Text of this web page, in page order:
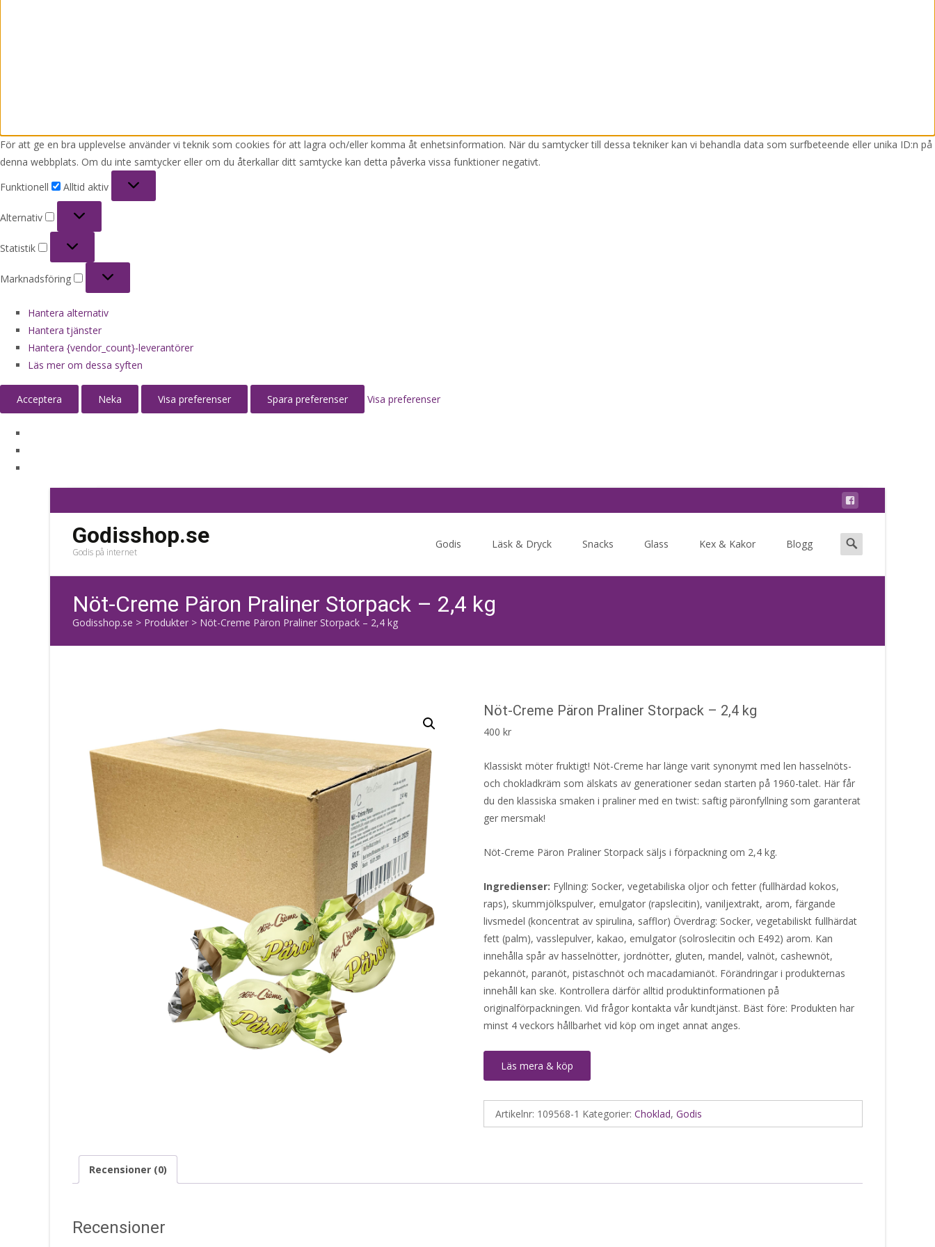
För att ge en bra upplevelse använder vi teknik som cookies för att lagra och/eller komma åt enhetsinformation. När du samtycker till dessa tekniker kan vi behandla data som surfbeteende eller unika ID:n på
denna webbplats. Om du inte samtycker eller om du återkallar ditt samtycke kan detta påverka vissa funktioner negativt.
Funktionell
Alltid aktiv
Alternativ
Statistik
Marknadsföring
Hantera alternativ
Hantera tjänster
Hantera {vendor_count}-leverantörer
Läs mer om dessa syften
Acceptera Neka Visa preferenser Spara preferenser Visa preferenser
Godisshop.se
Godis på internet
Godis Läsk & Dryck Snacks Glass Kex & Kakor Blogg
Search
for:
Nöt-Creme Päron Praliner Storpack – 2,4 kg
Godisshop.se > Produkter > Nöt-Creme Päron Praliner Storpack – 2,4 kg
Nöt-Creme Päron Praliner Storpack – 2,4 kg
400 kr
Klassiskt möter fruktigt! Nöt-Creme har länge varit synonymt med len hasselnöts-
och chokladkräm som älskats av generationer sedan starten på 1960-talet. Här får
du den klassiska smaken i praliner med en twist: saftig päronfyllning som garanterat
ger mersmak!
Nöt-Creme Päron Praliner Storpack säljs i förpackning om 2,4 kg.
Ingredienser: Fyllning: Socker, vegetabiliska oljor och fetter (fullhärdad kokos,
raps), skummjölkspulver, emulgator (rapslecitin), vaniljextrakt, arom, färgande
livsmedel (koncentrat av spirulina, safflor) Överdrag: Socker, vegetabiliskt fullhärdat
fett (palm), vasslepulver, kakao, emulgator (solroslecitin och E492) arom. Kan
innehålla spår av hasselnötter, jordnötter, gluten, mandel, valnöt, cashewnöt,
pekannöt, paranöt, pistaschnöt och macadamianöt. Förändringar i produkternas
innehåll kan ske. Kontrollera därför alltid produktinformationen på
originalförpackningen. Vid frågor kontakta vår kundtjänst. Bäst före: Produkten har
minst 4 veckors hållbarhet vid köp om inget annat anges.
Läs mera & köp
Artikelnr: 109568-1 Kategorier: Choklad, Godis
Recensioner (0)
Recensioner